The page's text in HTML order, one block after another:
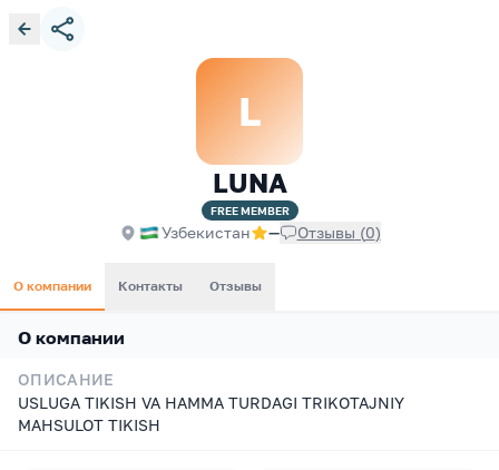
L
LUNA
FREEMEMBER
Узбекистан — Отзывы (0)
О компании Контакты Отзывы
О компании
ОПИСАНИЕ
USLUGA TIKISH VA HAMMA TURDAGI TRIKOTAJNIY
MAHSULOT TIKISH